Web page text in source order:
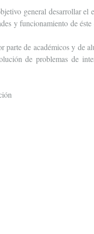
general desarrollar el
y funcionamiento de éste
parte de académicos y de
de problemas de